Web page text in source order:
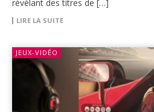
révélant des titres de […]
LIRE LA SUITE
JEUX-VIDÉO